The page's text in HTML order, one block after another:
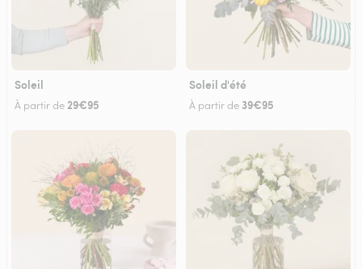
Soleil
À partir de29€95
Soleil d'été
À partir de 39€95